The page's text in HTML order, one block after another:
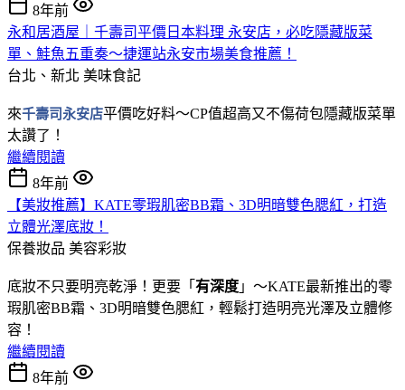
8年前
永和居酒屋｜千壽司平價日本料理 永安店，必吃隱藏版菜
單、鮭魚五重奏～捷運站永安市場美食推薦！
台北、新北 美味食記
來千壽司永安店平價吃好料～CP值超高又不傷荷包隱藏版菜單
太讚了！
繼續閱讀
8年前
【美妝推薦】KATE零瑕肌密BB霜、3D明暗雙色腮紅，打造
立體光澤底妝！
保養妝品 美容彩妝
底妝不只要明亮乾淨！更要「 有深度 」～KATE最新推出的零
瑕肌密BB霜、3D明暗雙色腮紅，輕鬆打造明亮光澤及立體修
容！
繼續閱讀
8年前